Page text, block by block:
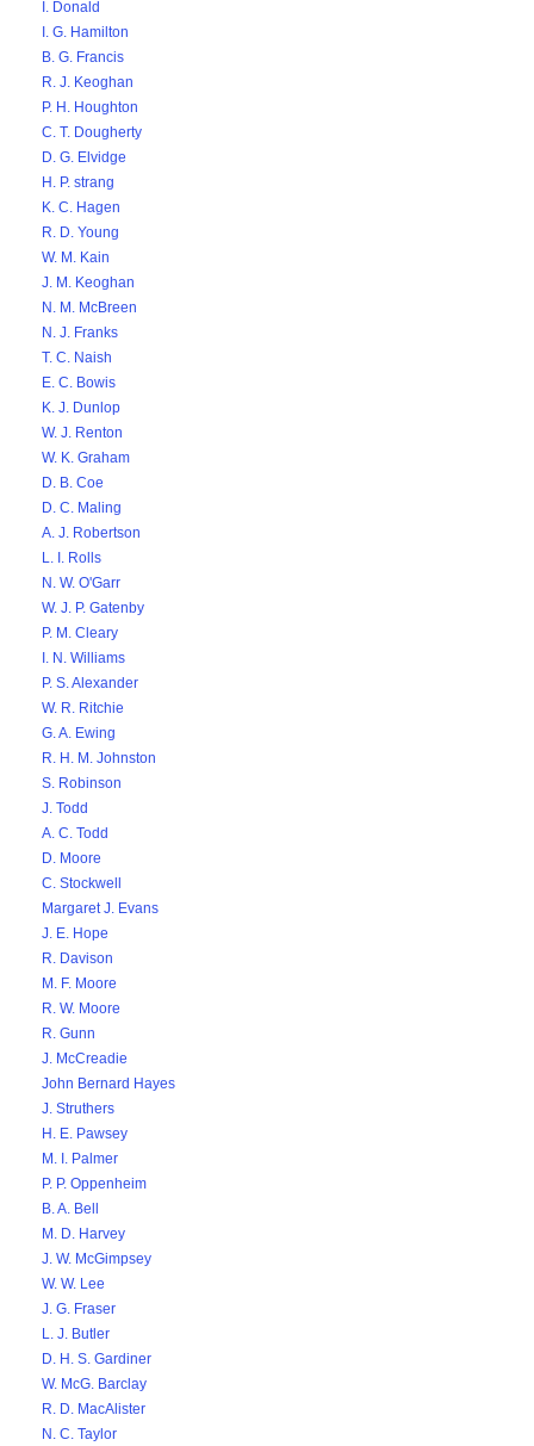
I. Donald
I. G. Hamilton
B. G. Francis
R. J. Keoghan
P. H. Houghton
C. T. Dougherty
D. G. Elvidge
H. P. strang
K. C. Hagen
R. D. Young
W. M. Kain
J. M. Keoghan
N. M. McBreen
N. J. Franks
T. C. Naish
E. C. Bowis
K. J. Dunlop
W. J. Renton
W. K. Graham
D. B. Coe
D. C. Maling
A. J. Robertson
L. I. Rolls
N. W. O'Garr
W. J. P. Gatenby
P. M. Cleary
I. N. Williams
P. S. Alexander
W. R. Ritchie
G. A. Ewing
R. H. M. Johnston
S. Robinson
J. Todd
A. C. Todd
D. Moore
C. Stockwell
Margaret J. Evans
J. E. Hope
R. Davison
M. F. Moore
R. W. Moore
R. Gunn
J. McCreadie
John Bernard Hayes
J. Struthers
H. E. Pawsey
M. I. Palmer
P. P. Oppenheim
B. A. Bell
M. D. Harvey
J. W. McGimpsey
W. W. Lee
J. G. Fraser
L. J. Butler
D. H. S. Gardiner
W. McG. Barclay
R. D. MacAlister
N. C. Taylor